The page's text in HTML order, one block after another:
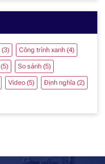
(3) Công trình xanh (4)
(5) So sánh (5)
Video (5) Định nghĩa (2)